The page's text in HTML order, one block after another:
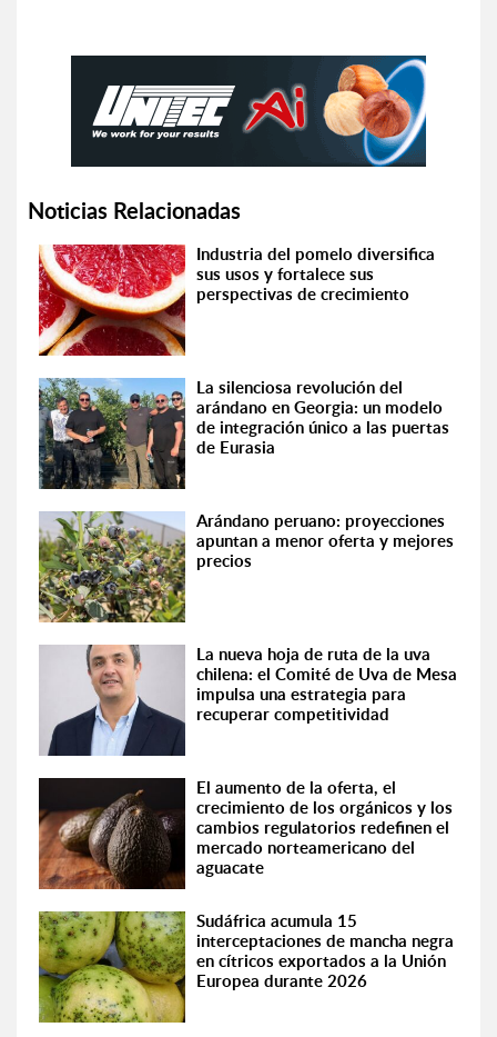
Noticias Relacionadas
Industria del pomelo diversifica
sus usos y fortalece sus
perspectivas de crecimiento
La silenciosa revolución del
arándano en Georgia: un modelo
de integración único a las puertas
de Eurasia
Arándano peruano: proyecciones
apuntan a menor oferta y mejores
precios
La nueva hoja de ruta de la uva
chilena: el Comité de Uva de Mesa
impulsa una estrategia para
recuperar competitividad
El aumento de la oferta, el
crecimiento de los orgánicos y los
cambios regulatorios redefinen el
mercado norteamericano del
aguacate
Sudáfrica acumula 15
interceptaciones de mancha negra
en cítricos exportados a la Unión
Europea durante 2026